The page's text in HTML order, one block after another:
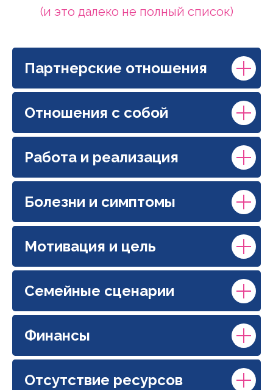
(и это далеко не полный список)
Партнерские отношения
Отношения с собой
Работа и реализация
Болезни и симптомы
Мотивация и цель
Семейные сценарии
Финансы
Отсутствие ресурсов